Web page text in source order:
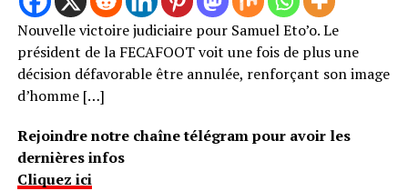
Nouvelle victoire judiciaire pour Samuel Eto’o. Le
président de la FECAFOOT voit une fois de plus une
décision défavorable être annulée, renforçant son image
d’homme […]
Rejoindre notre chaîne télégram pour avoir les
dernières infos
Cliquez ici